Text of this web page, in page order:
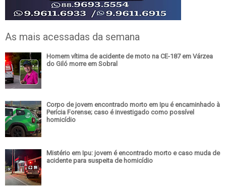
As mais acessadas da semana
Homem vítima de acidente de moto na CE-187 em Várzea
do Giló morre em Sobral
Corpo de jovem encontrado morto em Ipu é encaminhado à
Perícia Forense; caso é investigado como possível
homicídio
Mistério em Ipu: jovem é encontrado morto e caso muda de
acidente para suspeita de homicídio